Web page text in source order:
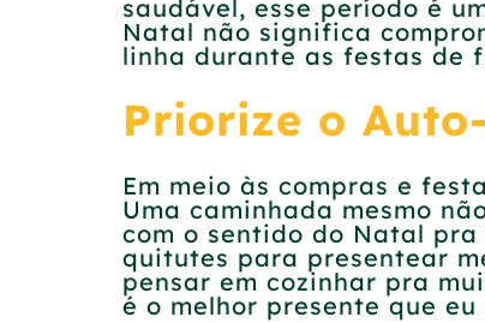
saudável, esse período é
Natal não significa
linha durante as festas de
Priorize o
Em meio às compras e
Uma caminhada mesmo
com o sentido do Natal pra
quitutes para presentear
pensar em cozinhar pra
é o melhor presente que